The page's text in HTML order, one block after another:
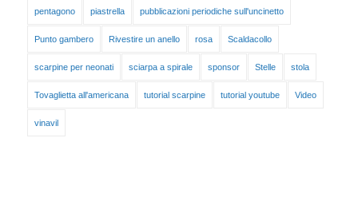
pentagono piastrella pubblicazioni periodiche sull'uncinetto
Punto gambero Rivestire un anello rosa Scaldacollo
scarpine per neonati sciarpa a spirale sponsor Stelle stola
Tovaglietta all'americana tutorial scarpine tutorial youtube Video
vinavil